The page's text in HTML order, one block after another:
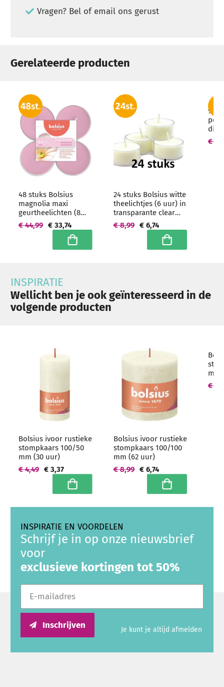
Vragen? Bel of email ons gerust
Gerelateerde producten
48 stuks Bolsius
magnolia maxi
geurtheelichten (8
uur) clear cups -
grootverpakking
€ 33,74
€ 44,99
In winkelwagen
24 stuks Bolsius witte
theelichtjes (6 uur) in
transparante clear
cups
€ 6,74
€ 8,99
In winkelwagen
9
mm
€
Wellicht ben je ook geïnteresseerd in de
volgende producten
INSPIRATIE
Bolsius ivoor rustieke
stompkaars 100/50
mm (30 uur)
€ 3,37
€ 4,49
In winkelwagen
Bolsius ivoor rustieke
stompkaars 100/100
mm (62 uur)
€ 6,74
€ 8,99
In winkelwagen
mm
€
INSPIRATIE EN VOORDELEN
Schrijf je in op onze nieuwsbrief
voor
exclusieve kortingen tot 50%
Inschrijven Je kunt je altijd afmelden